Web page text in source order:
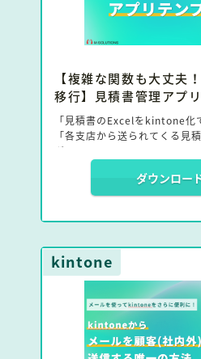
【複雑な関数も大丈
移行】見積書管理アプ
「見積書のExcelをkintone化
「各支店から送られてくる見
ぎ…」
Excelはとても便利ではある
じような利用ができればと考
作成しました！
このテンプレートを使えば、
kintoneに移行できるヒントを
こちらのお役立ち資料では、
レートの概要やメリット・使
ています。
ダウンロー
kintone